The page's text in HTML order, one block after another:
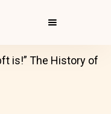
is!” The History of